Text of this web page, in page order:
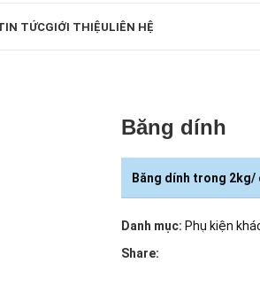
TỨCGIỚI THIỆULIÊN HỆ
Băng dính
Băng dính trong 2kg/
Danh mục: Phụ kiện
Share: